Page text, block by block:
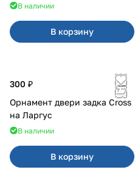
В наличии
В корзину
300 ₽
Орнамент двери задка Cross
на Ларгус
В наличии
В корзину